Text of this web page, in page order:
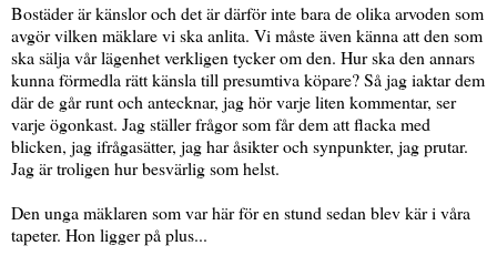
Bostäder är känslor och det är därför inte bara de olika arvoden som
avgör vilken mäklare vi ska anlita. Vi måste även känna att den som
ska sälja vår lägenhet verkligen tycker om den. Hur ska den annars
kunna förmedla rätt känsla till presumtiva köpare? Så jag iaktar dem
där de går runt och antecknar, jag hör varje liten kommentar, ser
varje ögonkast. Jag ställer frågor som får dem att flacka med
blicken, jag ifrågasätter, jag har åsikter och synpunkter, jag prutar.
Jag är troligen hur besvärlig som helst.
Den unga mäklaren som var här för en stund sedan blev kär i våra
tapeter. Hon ligger på plus...